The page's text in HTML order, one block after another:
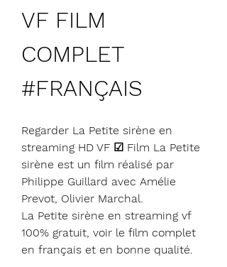
VF FILM
COMPLET
#FRANÇAIS
Regarder La Petite sirène en
streaming HD VF ☑ Film La Petite
sirène est un film réalisé par
Philippe Guillard avec Amélie
Prevot, Olivier Marchal.
La Petite sirène en streaming vf
100% gratuit, voir le film complet
en français et en bonne qualité.